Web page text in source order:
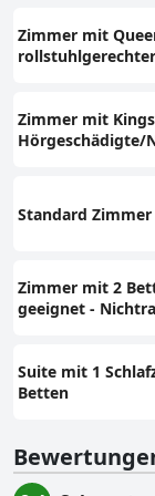
Zimmer mit
Zimmer mit
Hörgeschädigte/
Standard
Zimmer mit 2
geeignet -
Suite mit 1
Betten